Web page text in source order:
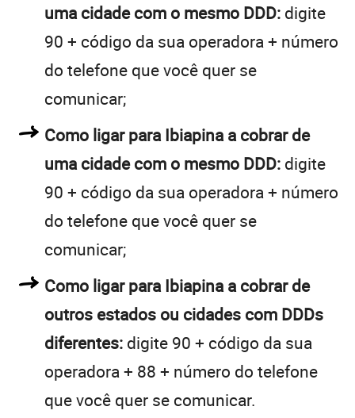
uma cidade com o mesmo DDD: digite
90 + código da sua operadora + número
do telefone que você quer se
comunicar;
Como ligar para Ibiapina a cobrar de
uma cidade com o mesmo DDD: digite
90 + código da sua operadora + número
do telefone que você quer se
comunicar;
Como ligar para Ibiapina a cobrar de
outros estados ou cidades com DDDs
diferentes: digite 90 + código da sua
operadora + 88 + número do telefone
que você quer se comunicar.